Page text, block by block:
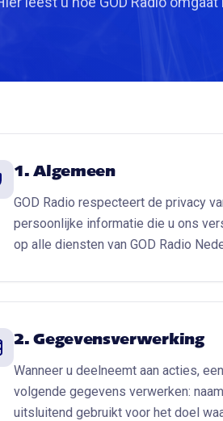
1. Algemeen
GOD Radio respecteert de privacy
persoonlijke informatie die u ons
op alle diensten van GOD Radio
2. Gegevensverwerking
Wanneer u deelneemt aan acties,
volgende gegevens verwerken:
uitsluitend gebruikt voor het doel